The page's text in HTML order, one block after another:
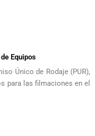
Equipos
Único de Rodaje (PUR),
para las filmaciones en el